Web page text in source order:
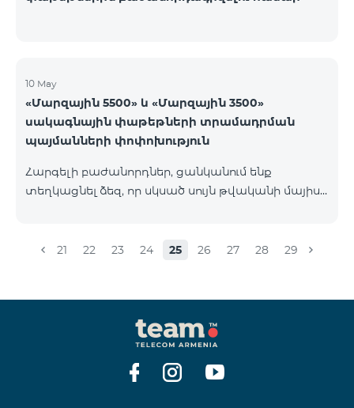
10 May
«Մարզային 5500» և «Մարզային 3500»
սակագնային փաթեթների տրամադրման
պայմանների փոփոխություն
Հարգելի բաժանորդներ, ցանկանում ենք
տեղկացնել ձեզ, որ սկսած սույն թվականի մայիսի
բաժանորդների համար պայմանները
օրվա փոխարեն 15 օր։ 16-րդ օրը սակագնային
փաթեթը չվեարկտիվացնելու դեպքում
պայմանագիրը միակողմանի կխզվի և հիմնական
համարի վրա կավելանա տույժ։
21 22 23 24 25 26 27 28 29